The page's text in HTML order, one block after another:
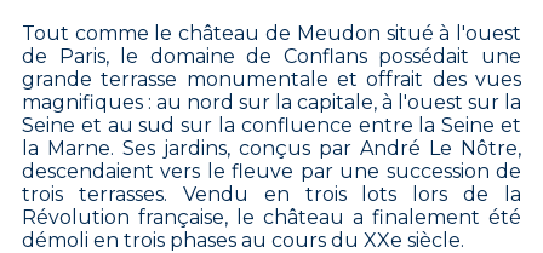
Tout comme le château de Meudon situé à l'ouest
de Paris, le domaine de Conflans possédait une
grande terrasse monumentale et offrait des vues
magnifiques : au nord sur la capitale, à l'ouest sur la
Seine et au sud sur la confluence entre la Seine et
la Marne. Ses jardins, conçus par André Le Nôtre,
descendaient vers le fleuve par une succession de
trois terrasses. Vendu en trois lots lors de la
Révolution française, le château a finalement été
démoli en trois phases au cours du XXe siècle.